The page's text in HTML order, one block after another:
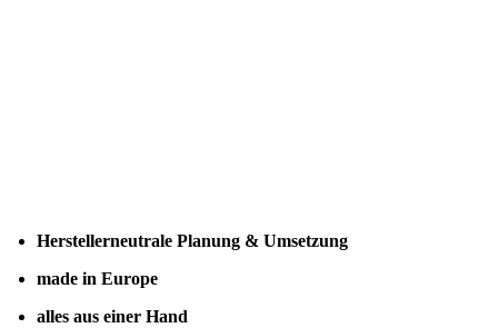
Herstellerneutrale Planung & Umsetzung
made in Europe
alles aus einer Hand